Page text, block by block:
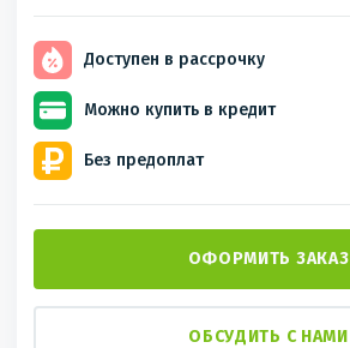
Доступен в рассрочку
Можно купить в кредит
Без предоплат
ОФОРМИТЬ ЗАКАЗ
ОБСУДИТЬ С НАМИ